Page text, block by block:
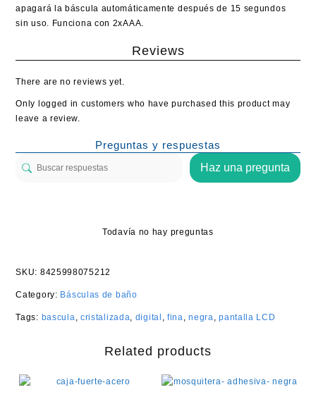
apagará la báscula automáticamente después de 15 segundos
sin uso. Funciona con 2xAAA.
Reviews
There are no reviews yet.
Only logged in customers who have purchased this product may
leave a review.
Preguntas y respuestas
Haz una pregunta
Todavía no hay preguntas
SKU: 8425998075212
Category: Básculas de baño
Tags: bascula, cristalizada, digital ,fina,negra,pantalla LCD
Related products